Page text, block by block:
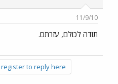
11/9/10
תודה לכולם, עזרתם.
to reply here.